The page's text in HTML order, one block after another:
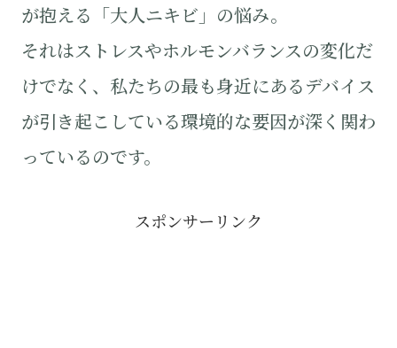
が抱える「大人ニキビ」の悩み。
それはストレスやホルモンバランスの変化だ
けでなく、私たちの最も身近にあるデバイス
が引き起こしている環境的な要因が深く関わ
っているのです。
スポンサーリンク